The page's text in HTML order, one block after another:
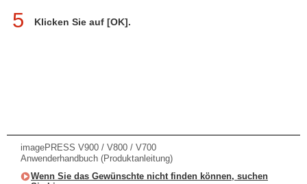
5 Klicken Sie auf [OK].
imagePRESS V900 / V800 / V700
Anwenderhandbuch (Produktanleitung)
Wenn Sie das Gewünschte nicht finden können, suchen